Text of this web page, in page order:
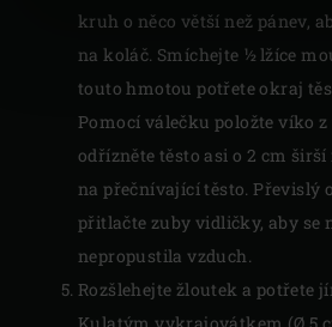
kruh o něco větší než pánev,
na koláč. Smíchejte ½ lžíce
touto hmotou potřete okraj
Pomocí válečku položte víko z
odřízněte těsto asi o 2 cm
na přečnívající těsto. Převislý
přitlačte zuby vidličky, aby se
nepropustila vzduch.
Rozšlehejte žloutek a potřete